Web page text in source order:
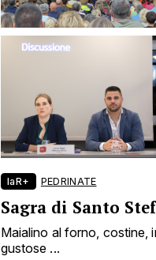
laR+ PEDRINATE
Sagra di Santo
Maialino al forno, costine,
gustose ...